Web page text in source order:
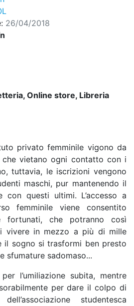
26/04/2018
Online store, Libreria
privato femminile vigono da
che vietano ogni contatto con i
tuttavia, le iscrizioni vengono
maschi, pur mantenendo il
con questi ultimi. L’accesso a
femminile viene consentito
fortunati, che potranno così
vivere in mezzo a più di mille
il sogno si trasformi ben presto
sfumature sadomaso...
l’umiliazione subita, mentre
per dare il colpo di
studentesca